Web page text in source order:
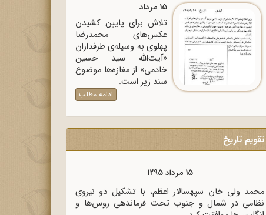
15 مرداد
تلاش برای پایین کشیدن
عکس‌های محمدرضا
پهلوی به وسیله‌ی طرفداران
«آیت‌الله سید حسین
خادمی» از مغازه‌ها موضوع
سند زیر است.
ادامه مطلب
تقویم تاریخ
15 مرداد 1320
وزیر خارجه انگلیس آنتونی ایدن حضور متخصصان
آلمانی در ایران را خطر بزرگی برای لندن دانست.